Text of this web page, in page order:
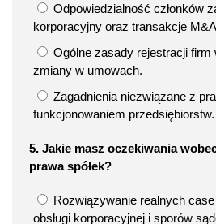
Odpowiedzialność członków
korporacyjny oraz transakcje
Ogólne zasady rejestracji firm
zmiany w umowach.
Zagadnienia niezwiązane z
funkcjonowaniem przedsiębiorstw.
5. Jakie masz oczekiwania
prawa spółek?
Rozwiązywanie realnych
obsługi korporacyjnej i sporów